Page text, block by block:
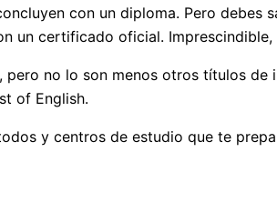
con un diploma. Pero
un certificado oficial.
pero no lo son menos otros títulos
of English.
y centros de estudio que te